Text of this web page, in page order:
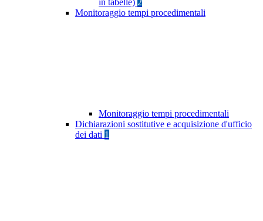
in tabelle) 2
Monitoraggio tempi procedimentali
Monitoraggio tempi procedimentali
Dichiarazioni sostitutive e acquisizione d'ufficio
dei dati 1